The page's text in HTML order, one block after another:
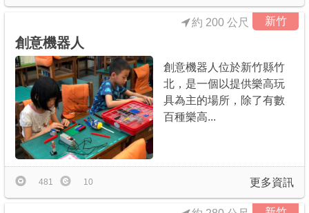
新竹
創意機器人
約 200 公尺
創意機器人位於新竹縣竹
北，是一個以提供樂高玩
具為主的場所，除了有數
百種樂高...
更多資訊
481 10